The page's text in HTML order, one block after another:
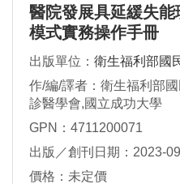
醫院發展具延緩失
模式實務操作手冊
出版單位： 衛生福利部國
作/編/譯者：衛生福利部
診醫學會,國立成功大學
GPN：4711200071
出版／創刊日期：2023-09
價格：未定價